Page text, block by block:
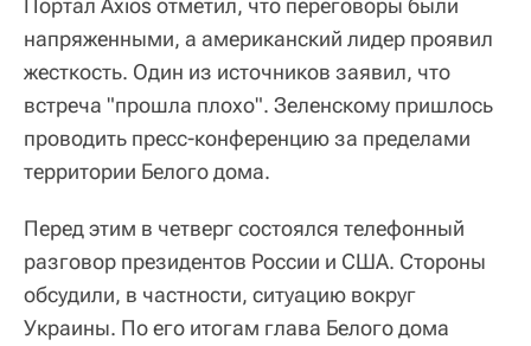
напряженными, а американский лидер проявил
жесткость. Один из источников заявил, что
встреча "прошла плохо". Зеленскому пришлось
проводить пресс-конференцию за пределами
территории Белого дома.
Перед этим в четверг состоялся телефонный
разговор президентов России и США. Стороны
обсудили, в частности, ситуацию вокруг
Украины. По его итогам глава Белого дома